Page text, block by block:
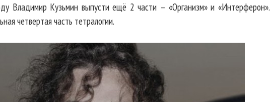
Владимир Кузьмин выпусти ещё 2 части – «Организм» и «Интерферон».
четвертая часть тетралогии.